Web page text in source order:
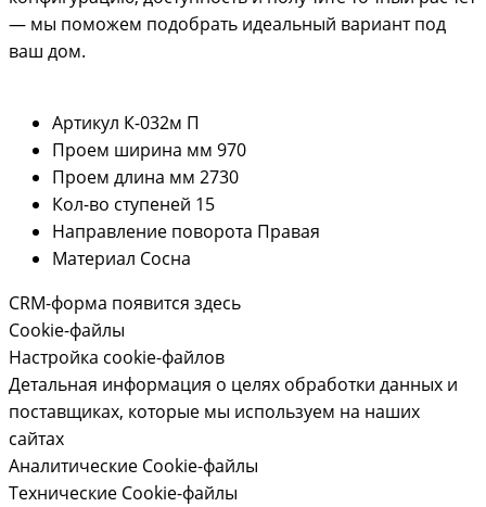
— мы поможем подобрать идеальный вариант под
ваш дом.
Артикул К-032м П
Проем ширина мм 970
Проем длина мм 2730
Кол-во ступеней 15
Направление поворота Правая
Материал Сосна
CRM-форма появится здесь
Cookie-файлы
Настройка cookie-файлов
Детальная информация о целях обработки данных и
поставщиках, которые мы используем на наших
сайтах
Аналитические Cookie-файлы
Технические Cookie-файлы